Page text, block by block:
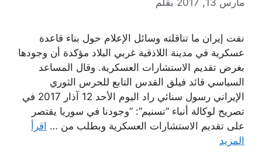
نفت إيران ما تناقلته وسائل الإعلام حول بناء قاعدة
عسكرية في مدينة اللاذقية غربي البلاد مؤكدة أن وجودها
بغرض تقديم الاستشارات العسكرية. وقال المساعد
السياسي قائد فيلق القدس التابع للحرس الثوري
الإيراني رسول سنائي راد اليوم الأحد 12 آذار 2017 في
تصريح لوكالة أنباء “تسنيم”: “وجودنا في سوريا يقتصر
على تقديم الاستشارات العسكرية وبطلب من … اقرأ
المزيد